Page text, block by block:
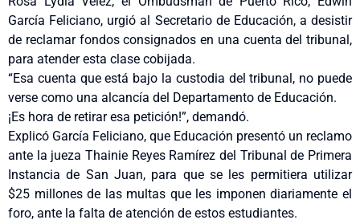
García Feliciano, urgió al Secretario de Educación, a desistir
de reclamar fondos consignados en una cuenta del tribunal,
para atender esta clase cobijada.
“Esa cuenta que está bajo la custodia del tribunal, no puede
verse como una alcancía del Departamento de Educación.
¡Es hora de retirar esa petición!”, demandó.
Explicó García Feliciano, que Educación presentó un reclamo
ante la jueza Thainie Reyes Ramírez del Tribunal de Primera
Instancia de San Juan, para que se les permitiera utilizar
$25 millones de las multas que les imponen diariamente el
foro, ante la falta de atención de estos estudiantes.